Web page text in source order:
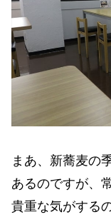
まあ、新蕎麦の
あるのですが、
貴重な気がする